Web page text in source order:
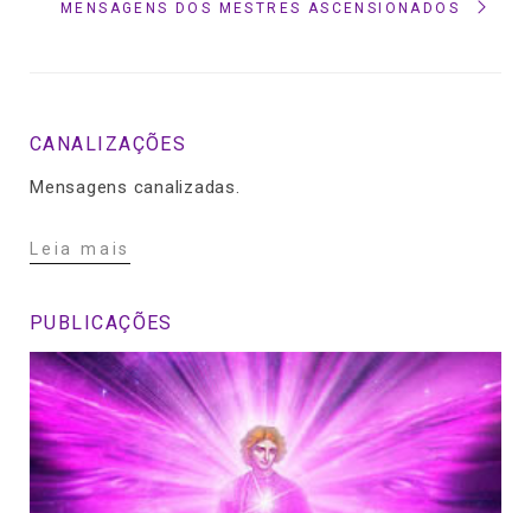
MENSAGENS DOS MESTRES ASCENSIONADOS
CANALIZAÇÕES
Mensagens canalizadas.
Leia mais
PUBLICAÇÕES